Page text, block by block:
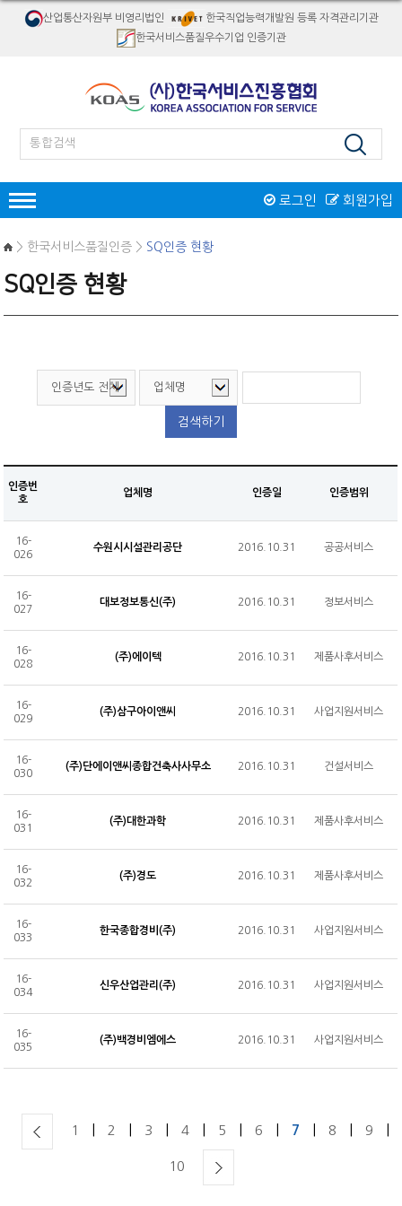
산업통산자원부 비영리법인
한국직업능력개발원 등록 자격관리기관
한국서비스품질우수기업 인증기관
회원가입
로그인
한국서비스품질우수기업인증
인증마크
새소식
서비스품질우수상
서비스품질우수상 소개
역대수상 업체
자격검정
병원서비스코디네이터
서비스품질컨설턴트
ASAT(항공서비스실무능력)
고객상담사
서비스리더
시험일정/장소
수험서 구매
명예의 전당
단체접수
오프라인교육
맞춤형 위탁교육
새소식
고객센터
자료실
SQ인증
자격검정
기타
Q&A
협회소개
인사말
조직도
CI
홍보물
보도자료
회원사&MOU체결기관
회원사
MOU체결기관
찾아오시는 길
마이페이지
회원정보 변경/탈퇴
회원탈퇴
자격취득 조회&자격증 발급
자격취득 조회
자격증 발급
신청(구매)내역
수험서 구매내역
수강료 결제내역
공개교육 수강료 결제내역
문의접수 내역
> 한국서비스품질인증 > SQ인증 현황
SQ인증 현황
검색하기
인증번
호
업체명 인증일 인증범위
16-
026
수원시시설관리공단 2016.10.31 공공서비스
16-
027
대보정보통신(주) 2016.10.31 정보서비스
16-
028
(주)에이텍 2016.10.31 제품사후서비스
16-
029
(주)삼구아이앤씨 2016.10.31 사업지원서비스
16-
030
(주)단에이앤씨종합건축사사무소 2016.10.31 건설서비스
16-
031
(주)대한과학 2016.10.31 제품사후서비스
16-
032
(주)경도 2016.10.31 제품사후서비스
16-
033
한국종합경비(주) 2016.10.31 사업지원서비스
16-
034
신우산업관리(주) 2016.10.31 사업지원서비스
16-
035
(주)백경비엠에스 2016.10.31 사업지원서비스
1 2 3 4 5 6 7 8 9
10